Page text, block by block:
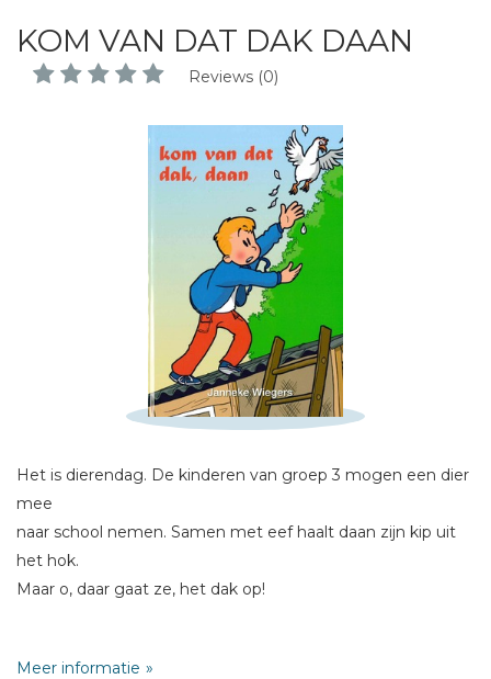
KOM VAN DAT DAK DAAN
Reviews (0)
Het is dierendag. De kinderen van groep 3 mogen een dier
mee
naar school nemen. Samen met eef haalt daan zijn kip uit
het hok.
Maar o, daar gaat ze, het dak op!
Meer informatie
Schrijf hieronder je review!
Titel *
Bericht *